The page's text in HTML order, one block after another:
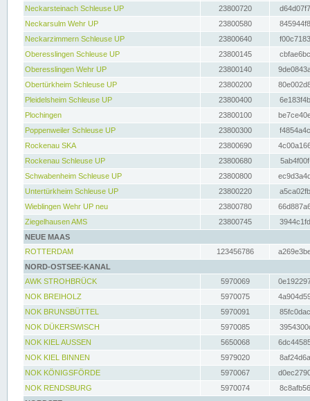
Neckarsteinach Schleuse UP
23800720
Neckarsulm Wehr UP
23800580
Neckarzimmern Schleuse UP
23800640
Oberesslingen Schleuse UP
23800145
Oberesslingen Wehr UP
23800140
Obertürkheim Schleuse UP
23800200
Pleidelsheim Schleuse UP
23800400
Plochingen
23800100
Poppenweiler Schleuse UP
23800300
Rockenau SKA
23800690
Rockenau Schleuse UP
23800680
Schwabenheim Schleuse UP
23800800
Untertürkheim Schleuse UP
23800220
Wieblingen Wehr UP neu
23800780
Ziegelhausen AMS
23800745
NEUE MAAS
ROTTERDAM
123456786
NORD-OSTSEE-KANAL
AWK STROHBRÜCK
5970069
NOK BREIHOLZ
5970075
NOK BRUNSBÜTTEL
5970091
NOK DÜKERSWISCH
5970085
NOK KIEL AUSSEN
5650068
NOK KIEL BINNEN
5979020
NOK KÖNIGSFÖRDE
5970067
NOK RENDSBURG
5970074